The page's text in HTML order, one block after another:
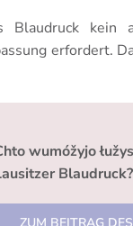
Blaudruck kein
erfordert.
wumóžyjo
Blaudruck?